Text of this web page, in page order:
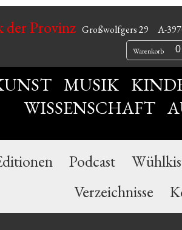
Provinz Großwolfgers 29 A-
Warenkorb 0
MUSIK
WISSENSCHAFT
Podcast
Verzeichnisse